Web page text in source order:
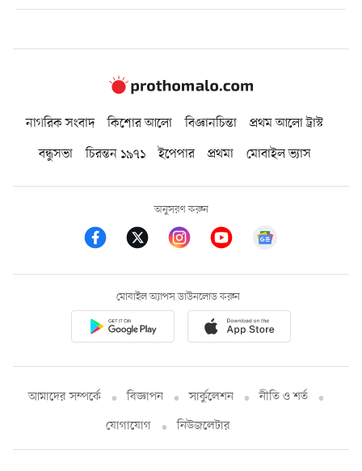
নাগরিক সংবাদ কিশোর আলো বিজ্ঞানচিন্তা
প্রথম আলো ট্রাস্ট
বন্ধুসভা
চিরন্তন ১৯৭১ ইপেপার প্রথমা মোবাইল ভ্যাস
অনুসরণ করুন
মোবাইল অ্যাপস ডাউনলোড করুন
আমাদের সম্পর্কে বিজ্ঞাপন সার্কুলেশন
নীতি ও শর্ত
যোগাযোগ
নিউজলেটার